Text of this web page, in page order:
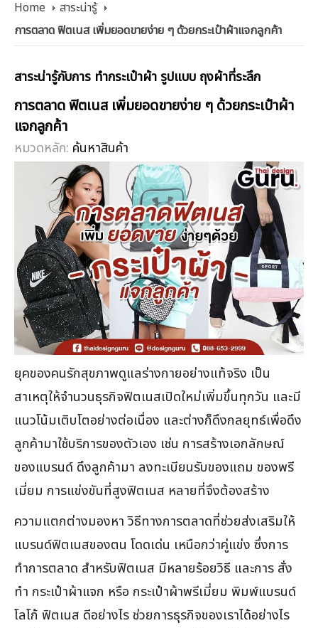
Home
สาระน่ารู้
การตลาด ฟิตเนส เพิ่มยอดขายง่าย ๆ ด้วยกระเป๋าผ้าแจกลูกค้า
สาระน่ารู้กับการ ทำกระเป๋าผ้า รูปแบบ ถุงผ้าที่ระลึก
การตลาด ฟิตเนส เพิ่มยอดขายง่าย ๆ ด้วยกระเป๋าผ้า
แจกลูกค้า
หมวดหลัก: ค้นหาสินค้า
ยุคของคนรักสุขภาพดูแลร่างกายอย่างแท้จริง เป็น
สาเหตุให้จำนวนธุรกิจฟิตเนสเปิดใหม่เพิ่มขึ้นทุกวัน และมี
แนวโน้มเติบโตอย่างต่อเนื่อง และต่างก็ดึงกลยุทธ์เพื่อดึง
ลูกค้ามาใช้บริการของตัวเอง เช่น การสร้างเอกลักษณ์
ของแบรนด์ ดึงลูกค้ามา ลงทะเบียนรับของแถม ของพรี
เมี่ยม การแข่งขันที่สูงฟิตเนส หลายที่จึงต้องสร้าง
ความแตกต่างมองหา วิธีทางการตลาดที่ช่วยส่งเสริมให้
แบรนด์ฟิตเนสของตน โดดเด่น เหนือกว่าคู่แข่ง ซึ่งการ
ทำการตลาด สำหรับฟิตเนส มีหลายร้อยวิธี และการ สั่ง
ทำ กระเป๋าผ้าแจก หรือ กระเป๋าผ้าพรีเมี่ยม พิมพ์แบรนด์
โลโก้ ฟิตเนส ดีอย่างไร ช่วยการธุรกิจของเราได้อย่างไร